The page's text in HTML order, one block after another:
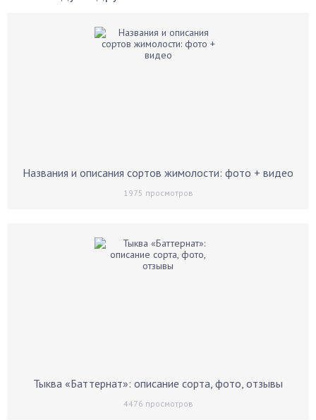
Названия и описания сортов жимолости: фото + видео
1975 просмотров
Тыква «Баттернат»: описание сорта, фото, отзывы
4476 просмотров